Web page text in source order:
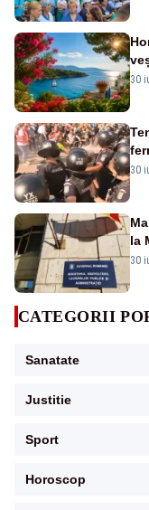
30
30
la
30
CATEGORII
Sanatate
Justitie
Sport
Horoscop